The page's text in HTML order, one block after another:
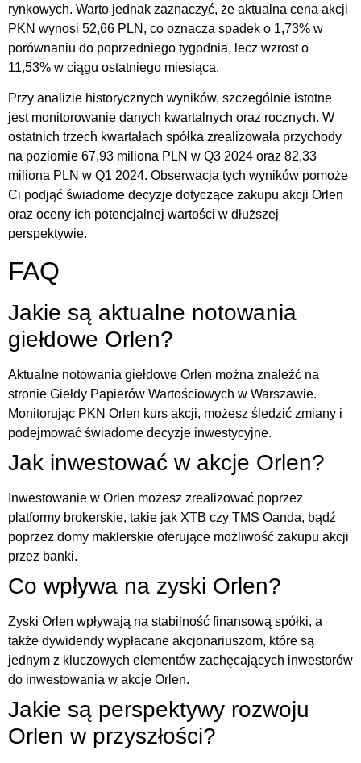
rynkowych. Warto jednak zaznaczyć, że aktualna cena akcji
PKN wynosi 52,66 PLN, co oznacza spadek o 1,73% w
porównaniu do poprzedniego tygodnia, lecz wzrost o
11,53% w ciągu ostatniego miesiąca.
Przy analizie historycznych wyników, szczególnie istotne
jest monitorowanie danych kwartalnych oraz rocznych. W
ostatnich trzech kwartałach spółka zrealizowała przychody
na poziomie 67,93 miliona PLN w Q3 2024 oraz 82,33
miliona PLN w Q1 2024. Obserwacja tych wyników pomoże
Ci podjąć świadome decyzje dotyczące zakupu akcji Orlen
oraz oceny ich potencjalnej wartości w dłuższej
perspektywie.
FAQ
Jakie są aktualne notowania
giełdowe Orlen?
Aktualne notowania giełdowe Orlen można znaleźć na
stronie Giełdy Papierów Wartościowych w Warszawie.
Monitorując PKN Orlen kurs akcji, możesz śledzić zmiany i
podejmować świadome decyzje inwestycyjne.
Jak inwestować w akcje Orlen?
Inwestowanie w Orlen możesz zrealizować poprzez
platformy brokerskie, takie jak XTB czy TMS Oanda, bądź
poprzez domy maklerskie oferujące możliwość zakupu akcji
przez banki.
Co wpływa na zyski Orlen?
Zyski Orlen wpływają na stabilność finansową spółki, a
także dywidendy wypłacane akcjonariuszom, które są
jednym z kluczowych elementów zachęcających inwestorów
do inwestowania w akcje Orlen.
Jakie są perspektywy rozwoju
Orlen w przyszłości?